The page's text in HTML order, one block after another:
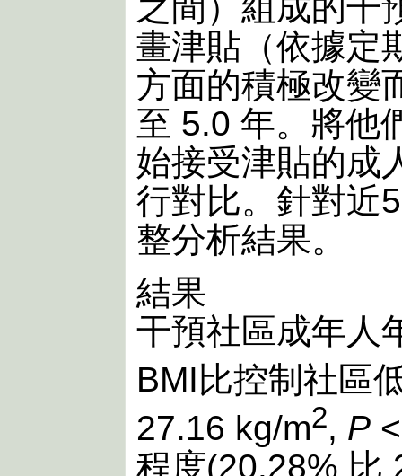
之間）組成的干
畫津貼（依據定
方面的積極改變
至 5.0 年。將他
始接受津貼的成
行對比。針對近
整分析結果。
結果
干預社區成年人
BMI比控制社區
27.16 kg/m2, P
程度(20.28% 比